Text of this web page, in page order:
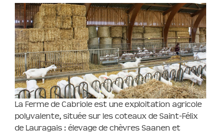
La Ferme de Cabriole est une exploitation agricole
polyvalente, située sur les coteaux de Saint-Félix
de Lauragais : élevage de chèvres Saanen et